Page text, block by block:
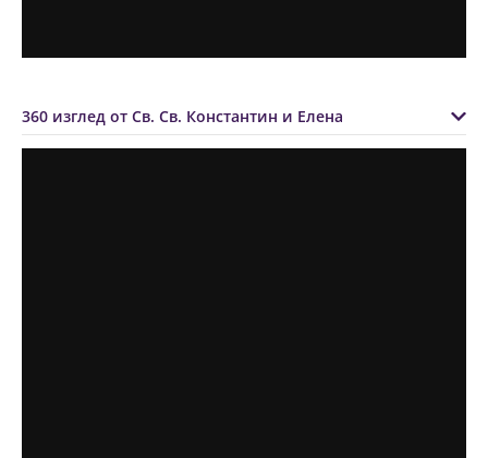
360 изглед от Св. Св. Константин и Елена